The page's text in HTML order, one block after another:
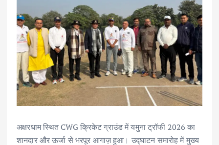
अक्षरधाम स्थित CWG क्रिकेट ग्राउंड में यमुना ट्रॉफी 2026 का
शानदार और ऊर्जा से भरपूर आगाज़ हुआ। उद्घाटन समारोह में मुख्य